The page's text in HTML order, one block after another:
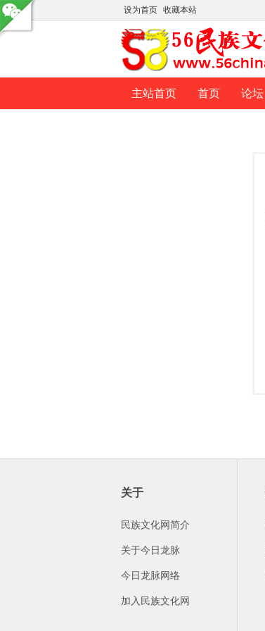
设为首页 收藏本站
主站首页 首页 论坛
关于
民族文化网简介
关于今日龙脉
今日龙脉网络
加入民族文化网